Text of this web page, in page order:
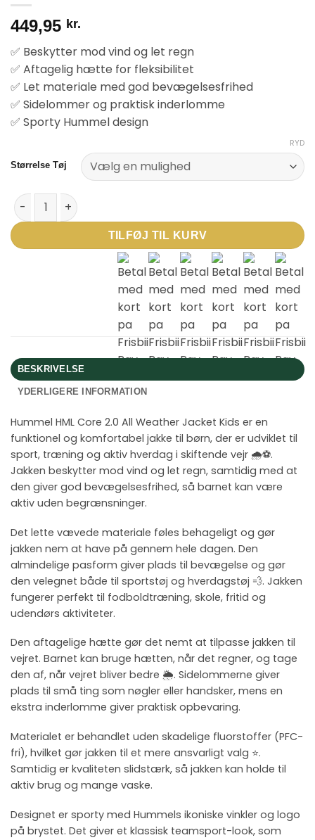
449,95 kr.
✅ Beskytter mod vind og let regn
✅ Aftagelig hætte for fleksibilitet
✅ Let materiale med god bevægelsesfrihed
✅ Sidelommer og praktisk inderlomme
✅ Sporty Hummel design
Størrelse Tøj
RYD
Hummel Core 2.0 All Weather Jacket Kids - Sort antal
TILFØJ TIL KURV
BESKRIVELSE
YDERLIGERE INFORMATION
Hummel HML Core 2.0 All Weather Jacket Kids er en
funktionel og komfortabel jakke til børn, der er udviklet til
sport, træning og aktiv hverdag i skiftende vejr 🌧️⚽.
Jakken beskytter mod vind og let regn, samtidig med at
den giver god bevægelsesfrihed, så barnet kan være
aktiv uden begrænsninger.
Det lette vævede materiale føles behageligt og gør
jakken nem at have på gennem hele dagen. Den
almindelige pasform giver plads til bevægelse og gør
den velegnet både til sportstøj og hverdagstøj 💨. Jakken
fungerer perfekt til fodboldtræning, skole, fritid og
udendørs aktiviteter.
Den aftagelige hætte gør det nemt at tilpasse jakken til
vejret. Barnet kan bruge hætten, når det regner, og tage
den af, når vejret bliver bedre 🌦️. Sidelommerne giver
plads til små ting som nøgler eller handsker, mens en
ekstra inderlomme giver praktisk opbevaring.
Materialet er behandlet uden skadelige fluorstoffer (PFC-
fri), hvilket gør jakken til et mere ansvarligt valg ⭐.
Samtidig er kvaliteten slidstærk, så jakken kan holde til
aktiv brug og mange vaske.
Designet er sporty med Hummels ikoniske vinkler og logo
på brystet. Det giver et klassisk teamsport-look, som